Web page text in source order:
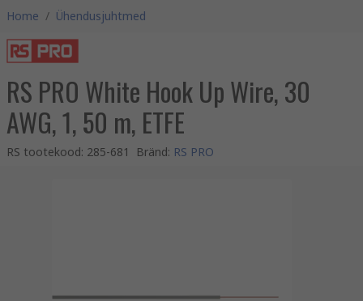
Home / Ühendusjuhtmed
RS PRO White Hook Up Wire, 30
AWG, 1, 50 m, ETFE
RS tootekood: 285-681 Bränd: RS PRO